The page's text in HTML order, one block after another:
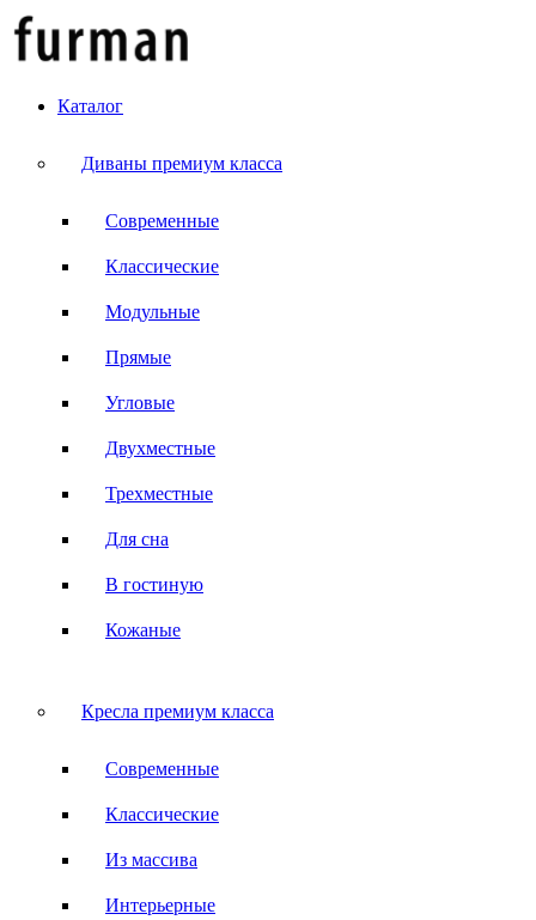
Каталог
Диваны премиум класса
Современные
Классические
Модульные
Прямые
Угловые
Двухместные
Трехместные
Для сна
В гостиную
Кожаные
Кресла премиум класса
Современные
Классические
Из массива
Интерьерные